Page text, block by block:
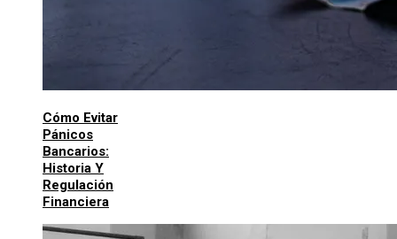
Cómo Evitar
Pánicos
Bancarios:
Historia Y
Regulación
Financiera